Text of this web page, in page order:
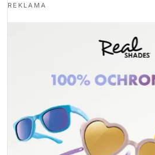
REKLAMA